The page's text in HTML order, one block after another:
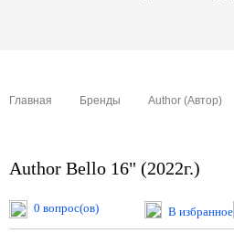
Главная Бренды Author (Автор)
Author Bello 16" (2022г.)
0 вопрос(ов) В избранное